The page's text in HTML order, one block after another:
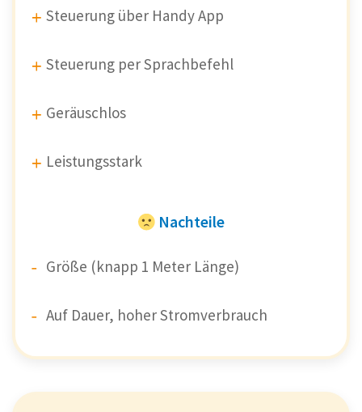
Steuerung über Handy App
Steuerung per Sprachbefehl
Geräuschlos
Leistungsstark
Nachteile
Größe (knapp 1 Meter Länge)
Auf Dauer, hoher Stromverbrauch